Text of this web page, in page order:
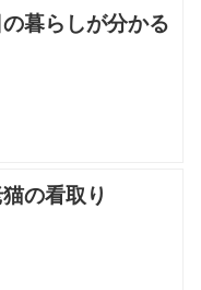
暮らしが分かる
の看取り